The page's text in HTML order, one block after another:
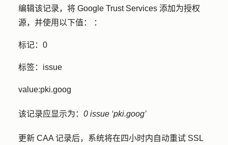
编辑该记录，将 Google Trust Services 添加为授权
源，并使用以下值：
：
标记： 0
标签： issue
value:pki.goog
该记录应显示为： 0 issue ‘pki.goog’
更新 CAA 记录后，系统将在四小时内自动重试 SSL